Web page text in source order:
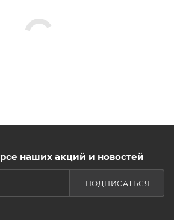
наших акций и новостей
ПОДПИСАТЬСЯ